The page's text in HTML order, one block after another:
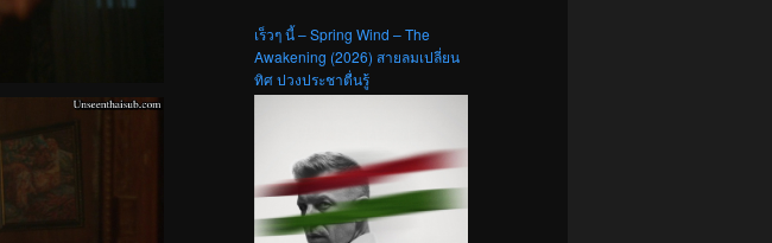
เร็วๆ นี้ – Spring Wind – The
Awakening (2026) สายลมเปลี่ยน
ทิศ ปวงประชาตื่นรู้